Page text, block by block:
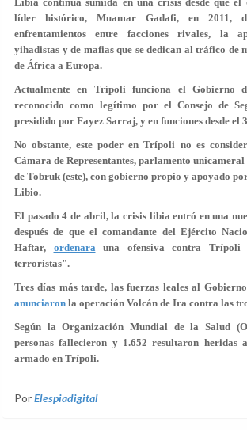
líder histórico, Muamar Gadafi, en 2011,
enfrentamientos entre facciones rivales, la
yihadistas y de mafias que se dedican al tráfico de
de África a Europa.
Actualmente en Trípoli funciona el Gobierno
reconocido como legítimo por el Consejo de
presidido por Fayez Sarraj, y en funciones desde el
No obstante, este poder en Trípoli no es
Cámara de Representantes, parlamento unicameral
de Tobruk (este), con gobierno propio y apoyado
Libio.
El pasado 4 de abril, la crisis libia entró en una
después de que el comandante del Ejército
Haftar, ordenarauna ofensiva contra Trípoli
terroristas".
Tres días más tarde, las fuerzas leales al
anunciaron la operación Volcán de Ira contra las
Según la Organización Mundial de la Salud
personas fallecieron y 1.652 resultaron heridas
armado en Trípoli.
PorElespiadigital